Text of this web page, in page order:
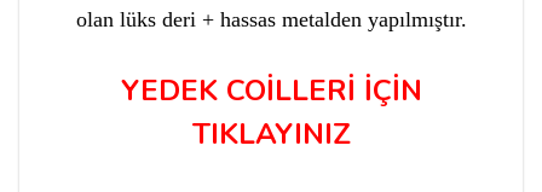
olan lüks deri + hassas metalden yapılmıştır.
YEDEK COİLLERİ İÇİN
TIKLAYINIZ